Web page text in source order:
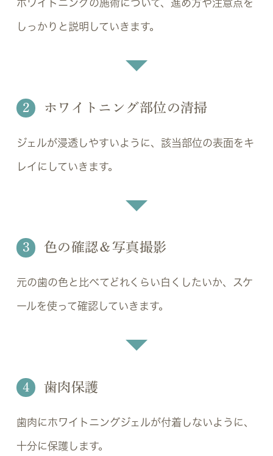
ホワイトニングの施術について、進め方や注意点を
しっかりと説明していきます。
2 ホワイトニング部位の清掃
ジェルが浸透しやすいように、該当部位の表面をキ
レイにしていきます。
3 色の確認＆写真撮影
元の歯の色と比べてどれくらい白くしたいか、スケ
ールを使って確認していきます。
4 歯肉保護
歯肉にホワイトニングジェルが付着しないように、
十分に保護します。